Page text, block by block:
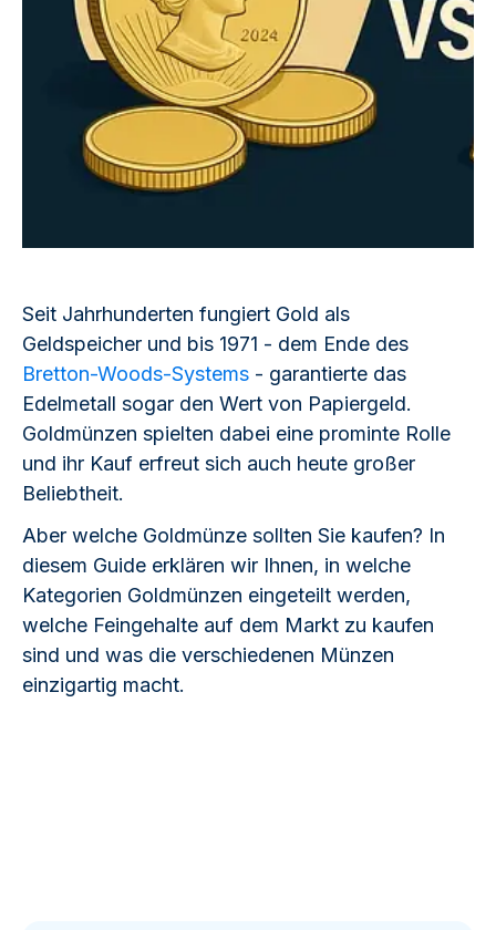
Seit Jahrhunderten fungiert Gold als
Geldspeicher und bis 1971 - dem Ende des
Bretton-Woods-Systems - garantierte das
Edelmetall sogar den Wert von Papiergeld.
Goldmünzen spielten dabei eine prominte Rolle
und ihr Kauf erfreut sich auch heute großer
Beliebtheit.
Aber welche Goldmünze sollten Sie kaufen? In
diesem Guide erklären wir Ihnen, in welche
Kategorien Goldmünzen eingeteilt werden,
welche Feingehalte auf dem Markt zu kaufen
sind und was die verschiedenen Münzen
einzigartig macht.